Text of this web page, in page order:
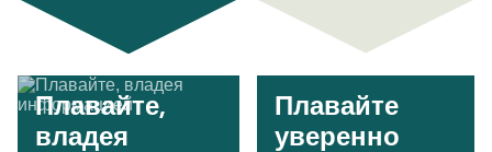
Плавайте,
владея
Плавайте
уверенно